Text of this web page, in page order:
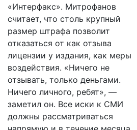
«Интерфакс». Митрофанов
считает, что столь крупный
размер штрафа позволит
отказаться от как отзыва
лицензии у издания, как меры
воздействия. «Ничего не
отзывать, только деньгами.
Ничего личного, ребят», —
заметил он. Все иски к СМИ
должны рассматриваться